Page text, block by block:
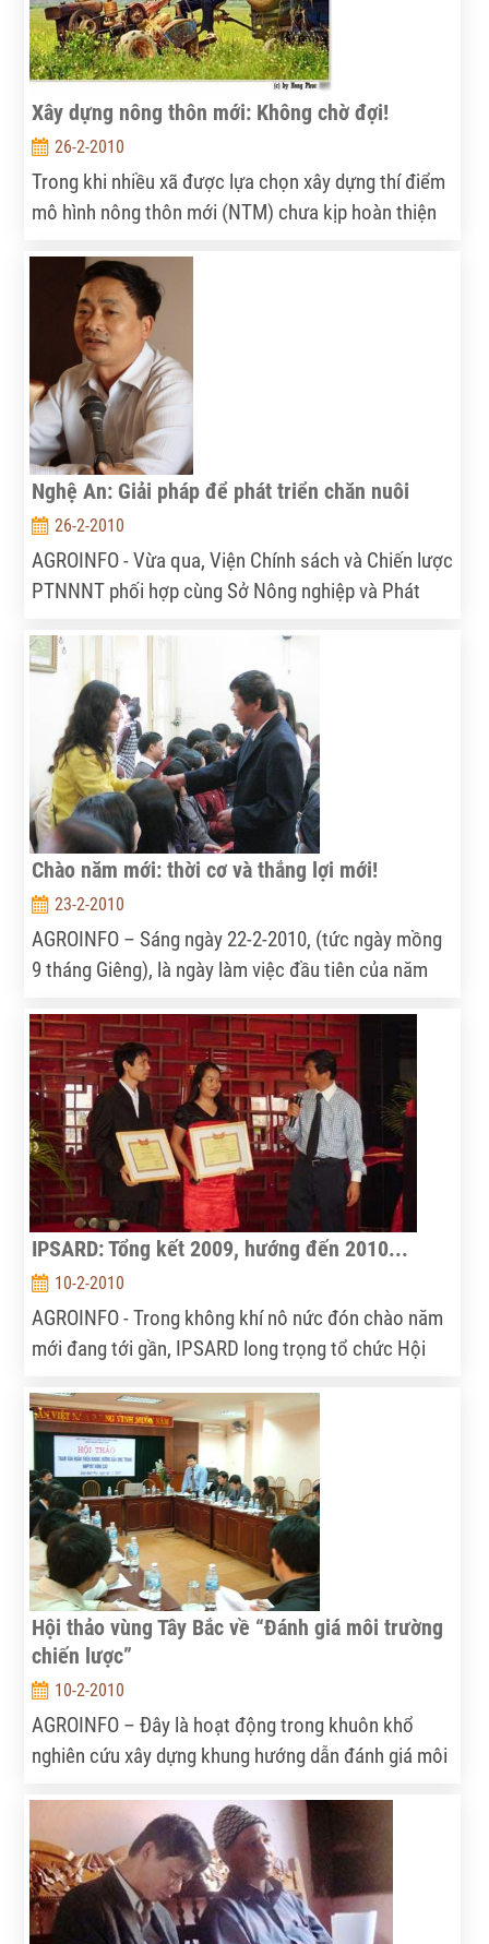
Xây dựng nông thôn mới: Không chờ đợi!
26-2-2010
Trong khi nhiều xã được lựa chọn xây dựng thí điểm
mô hình nông thôn mới (NTM) chưa kịp hoàn thiện
phương của tỉnh Thái Bình, mọi việc đã triển khai
khá suôn sẻ.
Nghệ An: Giải pháp để phát triển chăn nuôi
26-2-2010
AGROINFO - Vừa qua, Viện Chính sách và Chiến lược
PTNNNT phối hợp cùng Sở Nông nghiệp và Phát
“Nâng cao năng lực cạnh tranh cho nông hộ chăn
nuôi Nghệ An trong điều kiện chuyển đổi kinh tế”.
Chào năm mới: thời cơ và thắng lợi mới!
23-2-2010
AGROINFO – Sáng ngày 22-2-2010, (tức ngày mồng
9 tháng Giêng), là ngày làm việc đầu tiên của năm
xuân…
IPSARD: Tổng kết 2009, hướng đến 2010...
10-2-2010
AGROINFO - Trong không khí nô nức đón chào năm
mới đang tới gần, IPSARD long trọng tổ chức Hội
những hình ảnh ấm áp và giàu niềm tin về một năm
mới thành công...
Hội thảo vùng Tây Bắc về “Đánh giá môi trường
chiến lược”
10-2-2010
AGROINFO – Đây là hoạt động trong khuôn khổ
nghiên cứu xây dựng khung hướng dẫn đánh giá môi
hoạch, chiến lược phát triển nông nghiệp nông thôn
vùng cao….